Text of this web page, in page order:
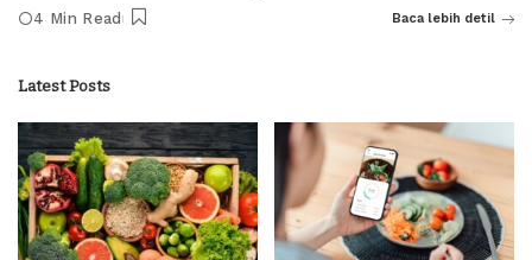
4 Min Read Baca lebih detil
Latest Posts